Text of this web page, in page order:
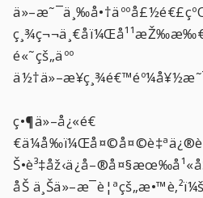
é«˜çš„äºº
ç•¶ä»–å¿«é€
åŠ ä¸Šä»–æ¯è¦ªçš„æ•™è‚²ï¼š